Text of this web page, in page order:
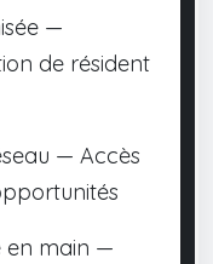
—
de résident
— Accès
en main —